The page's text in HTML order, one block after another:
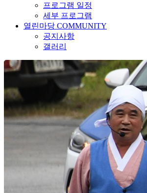
프로그램 일정
세부 프로그램
열린마당 COMMUNITY
공지사항
갤러리